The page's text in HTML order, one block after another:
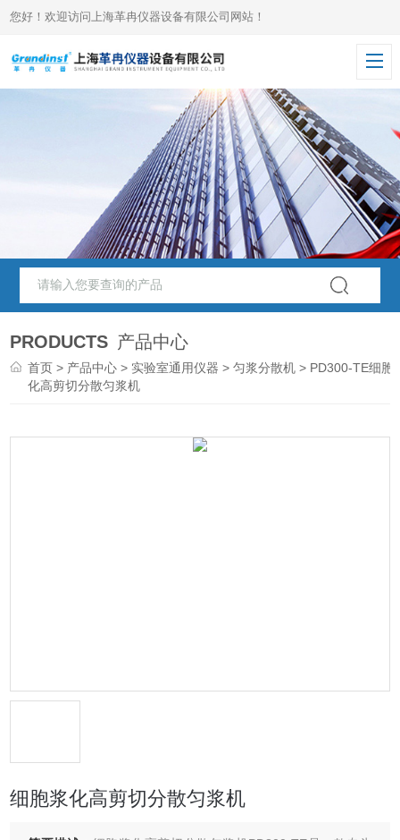
您好！欢迎访问上海革冉仪器设备有限公司网站！
PRODUCTS 产品中心
首页 > 产品中心 > 实验室通用仪器 >匀浆分散机 > PD300-TE细胞
化高剪切分散匀浆机
细胞浆化高剪切分散匀浆机